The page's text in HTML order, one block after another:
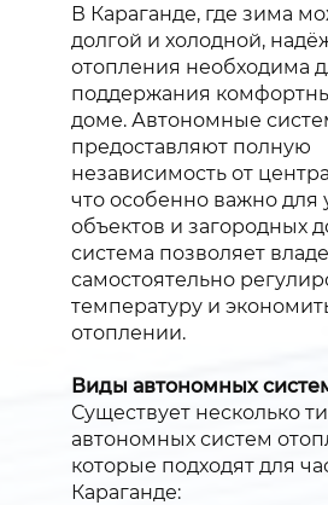
В Караганде, где зима
долгой и холодной,
отопления необходима
поддержания
доме. Автономные
предоставляют полную
независимость от
что особенно важно для
объектов и загородных
система позволяет
самостоятельно
температуру и
отоплении.
Виды автономных
Существует несколько
автономных систем
которые подходят для
Караганде: